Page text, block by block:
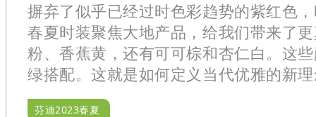
摒弃了似乎已经过时色彩趋势的紫红色
春夏时装聚焦大地产品，给我们带来了
粉、香蕉黄，还有可可棕和杏仁白。这
绿搭配。这就是如何定义当代优雅的新
芬迪2023春夏